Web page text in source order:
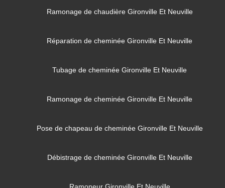
Ramonage de chaudière Gironville Et Neuville
Réparation de cheminée Gironville Et Neuville
Tubage de cheminée Gironville Et Neuville
Ramonage de cheminée Gironville Et Neuville
Pose de chapeau de cheminée Gironville Et Neuville
Débistrage de cheminée Gironville Et Neuville